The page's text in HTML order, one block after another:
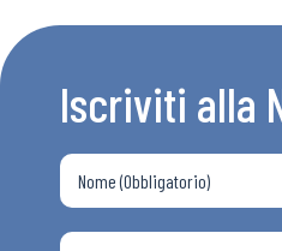
Iscriviti alla